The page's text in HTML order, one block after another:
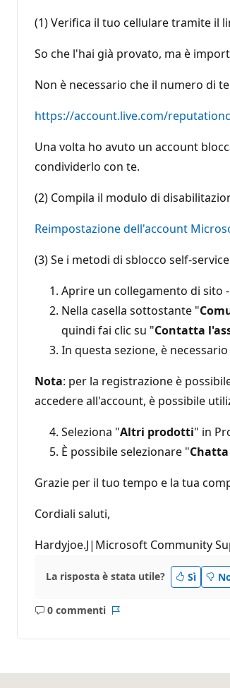
(1) Verifica il tuo cellulare tramite il
So che l'hai già provato, ma è
Non è necessario che il numero di
https://account.live.com/
Una volta ho avuto un account
condividerlo con te.
(2) Compila il modulo di
Reimpostazione dell'account
(3) Se i metodi di sblocco self-
Aprire un collegamento di sito -
Nella casella sottostante "
quindi fai clic su "Contatta
In questa sezione, è
Nota: per la registrazione è
accedere all'account, è possibile
Seleziona "Altri prodotti" in
È possibile selezionare "
Grazie per il tuo tempo e la tua
Cordiali saluti,
Hardyjoe.J|Microsoft Community
La risposta è stata utile? Sì
0 commenti
Nessun